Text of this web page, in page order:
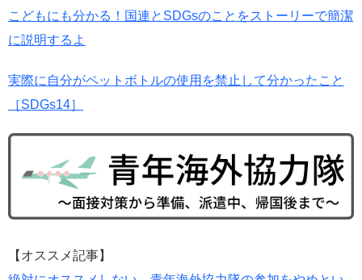
こどもにも分かる！国連とSDGsのことをストーリーで簡潔
に説明するよ
実際に自分がペットボトルの使用を禁止して分かったこと
［SDGs14］
【オススメ記事】